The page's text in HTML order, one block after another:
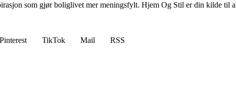
som gjør boliglivet mer meningsfylt. Hjem Og Stil er din kilde til
Pinterest TikTok Mail
RSS